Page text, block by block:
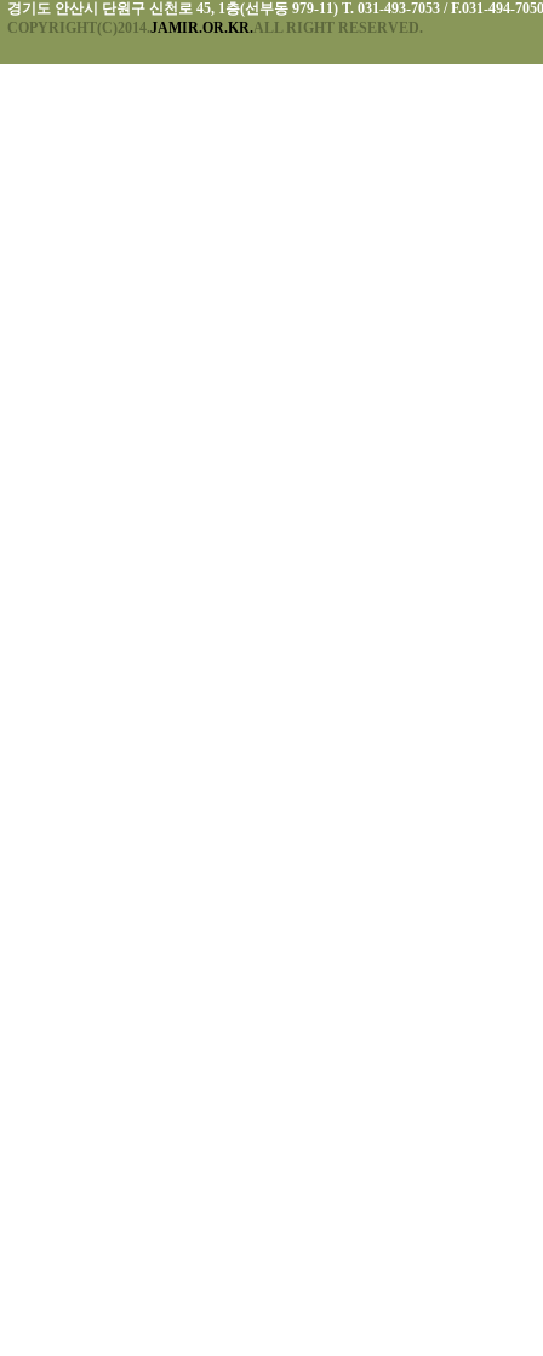
경기도 안산시 단원구 신천로 45, 1층(선부동 979-11) T. 031-493-7053 / F.031-494-7050
COPYRIGHT(C)2014.JAMIR.OR.KR.ALL RIGHT RESERVED.